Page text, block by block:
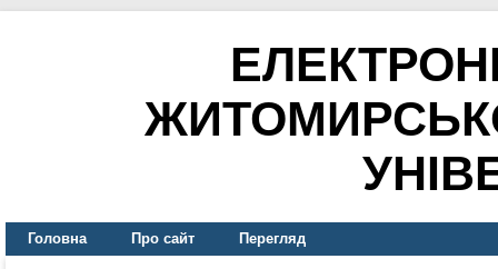
Головна Про сайт Перегляд